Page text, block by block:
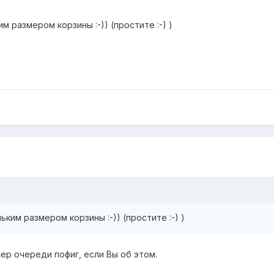
размером корзины :-)) (простите :-) )
размером корзины :-)) (простите :-) )
очереди пофиг, если Вы об этом.